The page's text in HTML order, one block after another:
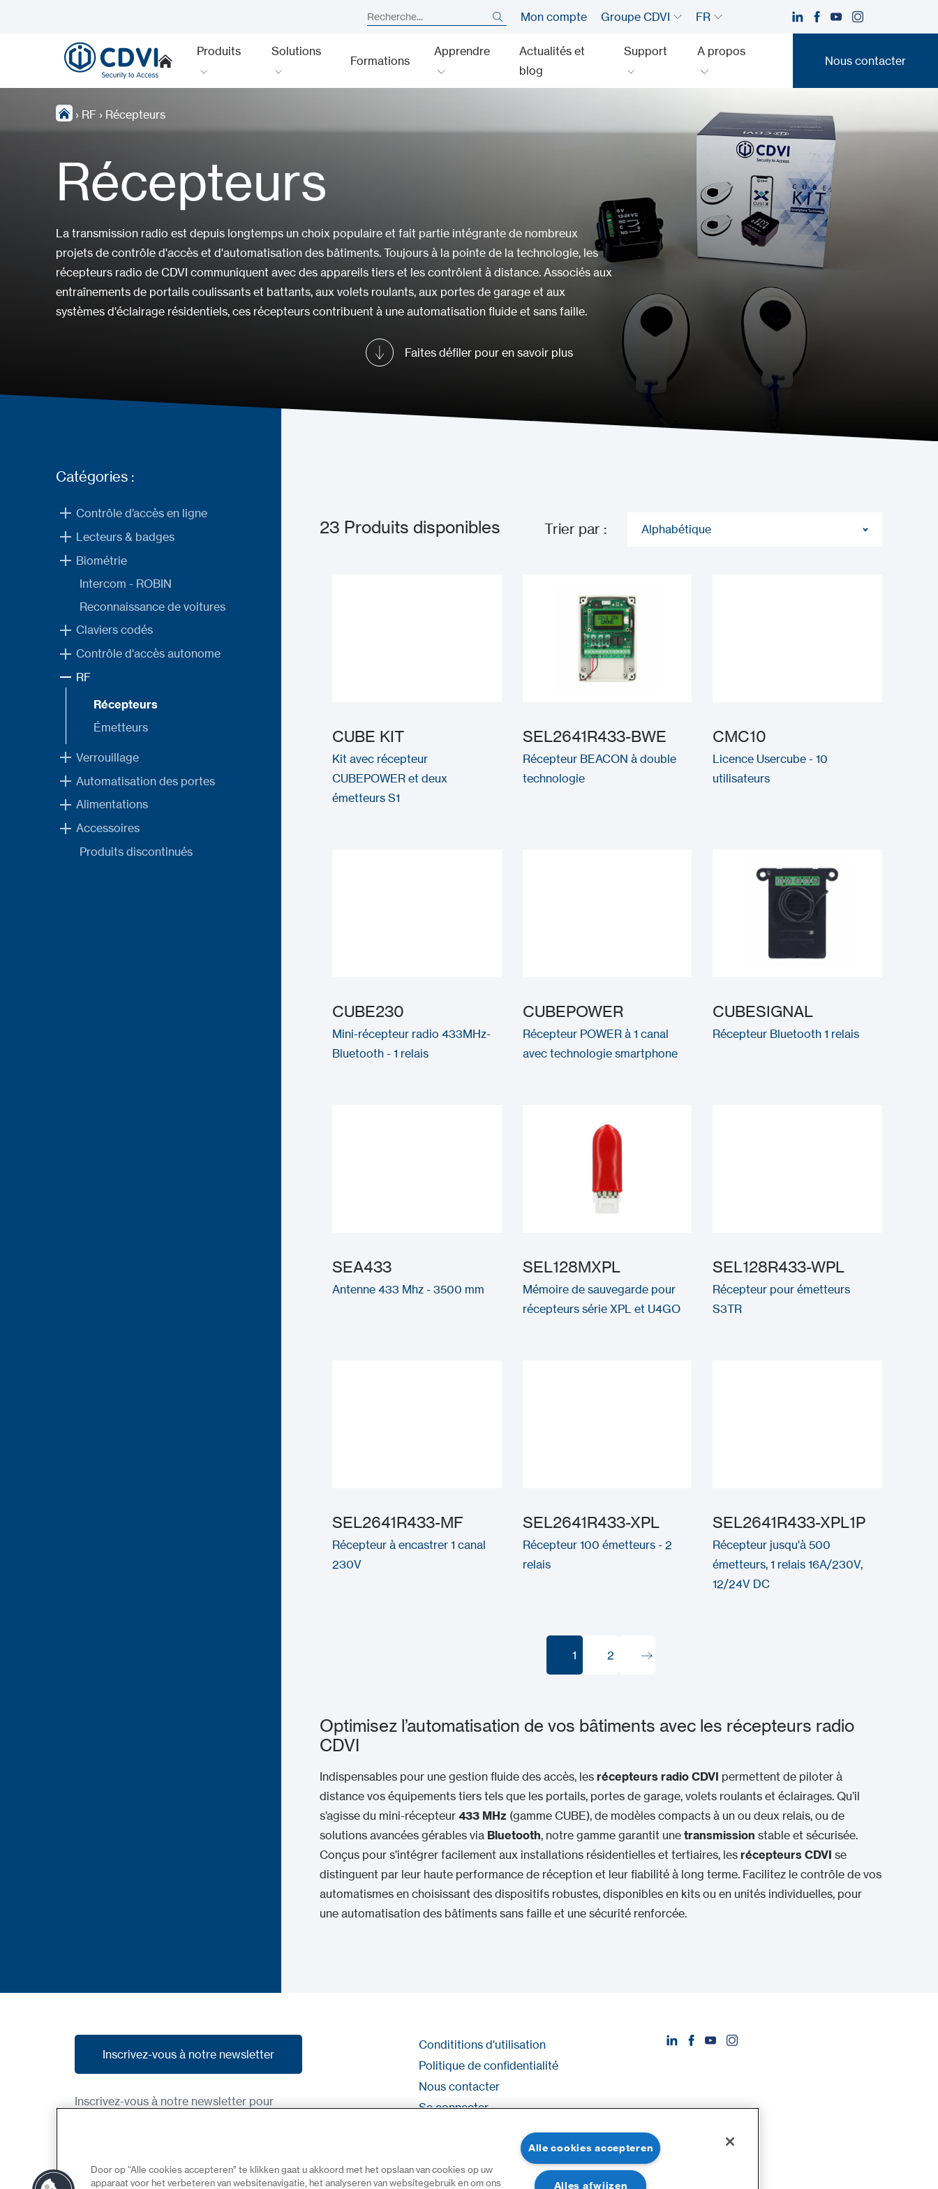
Mon compte Groupe CDVI FR
Produits Solutions
Formations
Apprendre
Actualités et
blog
Support A propos
Nous contacter
Nous contacter
› RF › Récepteurs
Récepteurs
La transmission radio est depuis longtemps un choix populaire et fait partie intégrante de nombreux
projets de contrôle d'accès et d'automatisation des bâtiments. Toujours à la pointe de la technologie, les
récepteurs radio de CDVI communiquent avec des appareils tiers et les contrôlent à distance. Associés aux
entraînements de portails coulissants et battants, aux volets roulants, aux portes de garage et aux
systèmes d'éclairage résidentiels, ces récepteurs contribuent à une automatisation fluide et sans faille.
Faites défiler pour en savoir plus
Catégories :
Contrôle d’accès en ligne
Lecteurs & badges
Biométrie
Intercom - ROBIN
Reconnaissance de voitures
Claviers codés
Contrôle d'accès autonome
RF
Récepteurs
Émetteurs
Verrouillage
Automatisation des portes
Alimentations
Accessoires
Produits discontinués
23 Produits disponibles Trier par : Alphabétique
CUBE KIT
Kit avec récepteur
CUBEPOWER et deux
émetteurs S1
SEL2641R433-BWE
Récepteur BEACON à double
technologie
CMC10
Licence Usercube - 10
utilisateurs
CUBE230
Mini-récepteur radio 433MHz-
Bluetooth - 1 relais
CUBEPOWER
Récepteur POWER à 1 canal
avec technologie smartphone
CUBESIGNAL
Récepteur Bluetooth 1 relais
SEA433
Antenne 433 Mhz - 3500 mm
SEL128MXPL
Mémoire de sauvegarde pour
récepteurs série XPL et U4GO
SEL128R433-WPL
Récepteur pour émetteurs
S3TR
SEL2641R433-MF
Récepteur à encastrer 1 canal
230V
SEL2641R433-XPL
Récepteur 100 émetteurs - 2
relais
SEL2641R433-XPL1P
Récepteur jusqu'à 500
émetteurs, 1 relais 16A/230V,
12/24V DC
1 2
Optimisez l’automatisation de vos bâtiments avec les récepteurs radio
CDVI
Indispensables pour une gestion fluide des accès, lesrécepteurs radio CDVI permettent de piloter à
distance vos équipements tiers tels que les portails, portes de garage, volets roulants et éclairages. Qu’il
s’agisse du mini-récepteur433 MHz (gamme CUBE), de modèles compacts à un ou deux relais, ou de
solutions avancées gérables via Bluetooth, notre gamme garantit unetransmission stable et sécurisée.
Conçus pour s’intégrer facilement aux installations résidentielles et tertiaires, lesrécepteurs CDVI se
distinguent par leur haute performance de réception et leur fiabilité à long terme. Facilitez le contrôle de vos
automatismes en choisissant des dispositifs robustes, disponibles en kits ou en unités individuelles, pour
une automatisation des bâtiments sans faille et une sécurité renforcée.
Inscrivez-vous à notre newsletter
Inscrivez-vous à notre newsletter
Inscrivez-vous à notre newsletter pour
Condititions d'utilisation
Politique de confidentialité
Nous contacter
Se connecter
Door op “Alle cookies accepteren” te klikken gaat u akkoord met het opslaan van cookies op uw
apparaat voor het verbeteren van websitenavigatie, het analyseren van websitegebruik en om ons
Alle cookies accepteren
Alles afwijzen